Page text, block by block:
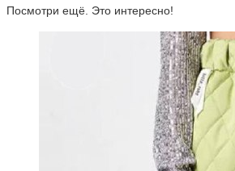
Посмотри ещё. Это интересно!